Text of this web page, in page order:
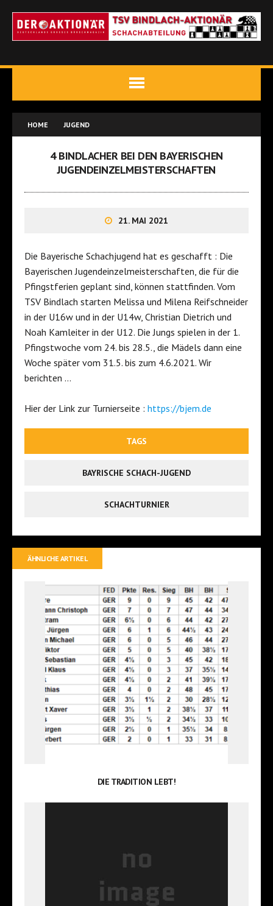
HOME JUGEND
4 BINDLACHER BEI DEN BAYERISCHEN
JUGENDEINZELMEISTERSCHAFTEN
21. MAI 2021
Die Bayerische Schachjugend hat es geschafft : Die
Bayerischen Jugendeinzelmeisterschaften, die für die
Pfingstferien geplant sind, können stattfinden. Vom
TSV Bindlach starten Melissa und Milena Reifschneider
in der U16w und in der U14w, Christian Dietrich und
Noah Kamleiter in der U12. Die Jungs spielen in der 1.
Pfingstwoche vom 24. bis 28.5., die Mädels dann eine
Woche später vom 31.5. bis zum 4.6.2021. Wir
berichten …
Hier der Link zur Turnierseite : https://bjem.de
TAGS
BAYRISCHE SCHACH-JUGEND
SCHACHTURNIER
ÄHNLICHE ARTIKEL
DIE TRADITION LEBT!